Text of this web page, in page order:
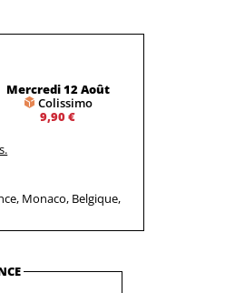
Mercredi 12 Août
Colissimo
9,90 €
Monaco, Belgique,